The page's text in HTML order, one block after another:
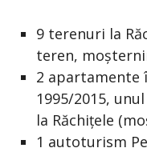
9 terenuri la
teren,
2 apartamente
1995/2015,
la Răchiţele
1 autoturism